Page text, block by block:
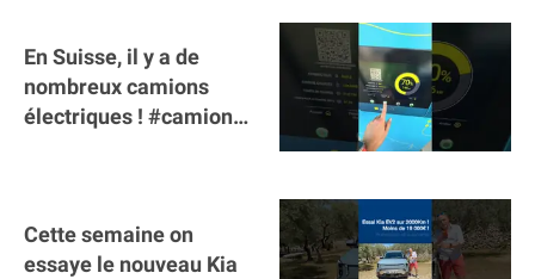
En Suisse, il y a de
nombreux camions
électriques ! #camion
Cette semaine on
essaye le nouveau Kia